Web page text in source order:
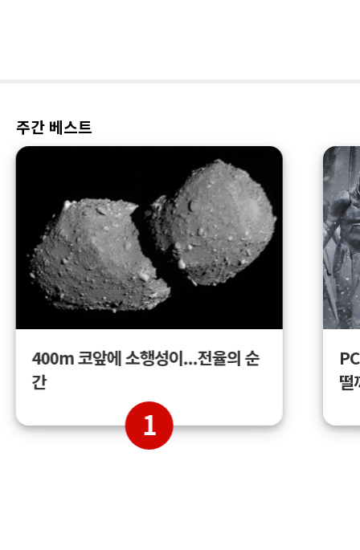
주간 베스트
400m 코앞에 소행성이...전율의 순
간
1
떨